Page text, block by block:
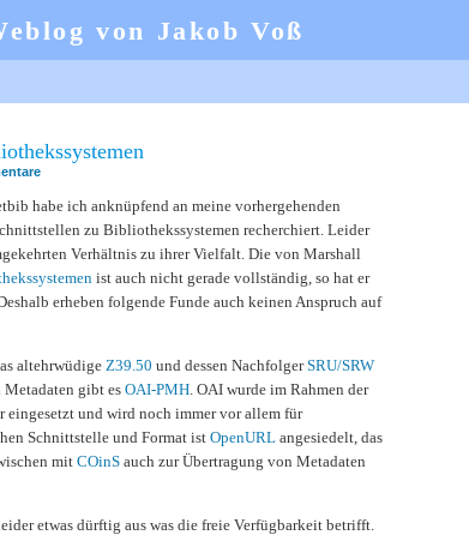
von Jakob Voß
habe ich anknüpfend an meine vorhergehenden
zu Bibliothekssystemen recherchiert. Leider
Verhältnis zu ihrer Vielfalt. Die von Marshall
ist auch nicht gerade vollständig, so hat er
erheben folgende Funde auch keinen Anspruch auf
altehrwüdige Z39.50 und dessen NachfolgerSRU/SRW
gibt es OAI-PMH. OAI wurde im Rahmen der
eingesetzt und wird noch immer vor allem für
Schnittstelle und Format ist OpenURL angesiedelt, das
mit COinS auch zur Übertragung von Metadaten
etwas dürftig aus was die freie Verfügbarkeit betrifft.